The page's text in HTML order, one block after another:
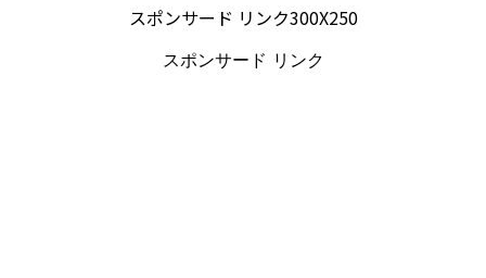
スポンサード リンク300X250
スポンサード リンク